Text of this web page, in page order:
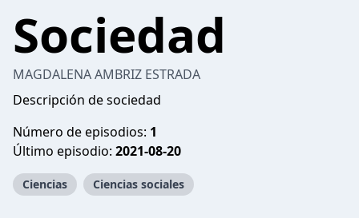
Sociedad
MAGDALENA AMBRIZ ESTRADA
Descripción de sociedad
Número de episodios: 1
Último episodio: 2021-08-20
Ciencias Ciencias sociales